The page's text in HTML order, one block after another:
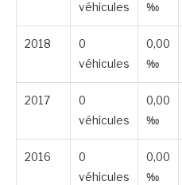
véhicules
‰
2018
0
véhicules
0,00
‰
2017
0
véhicules
0,00
‰
2016
0
véhicules
0,00
‰